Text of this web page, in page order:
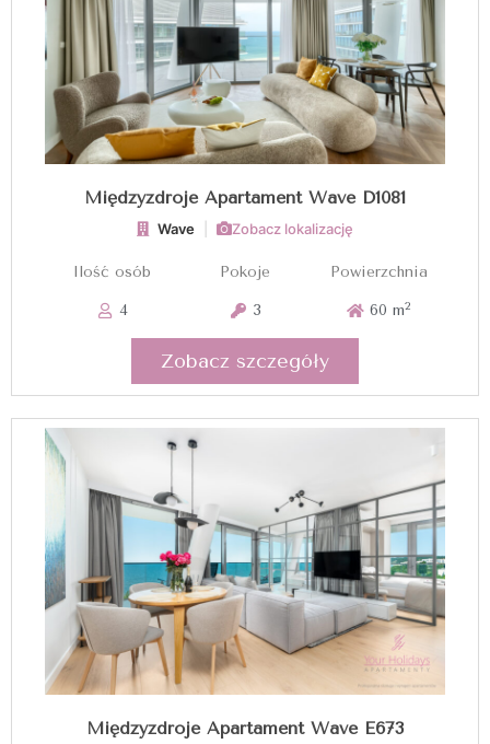
Międzyzdroje Apartament Wave D1081
Wave Zobacz lokalizację
Ilość osób
4
Pokoje
3
Powierzchnia
60 m2
Zobacz szczegóły
Międzyzdroje Apartament Wave E673